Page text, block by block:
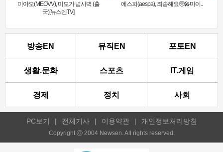
미야오(MEOVV), 미모가 넘사벽 (출
국)[뉴스엔TV]
에스파(aespa), 죄송해요🥺🎤마이..
방송EN 뮤직EN 포토EN
생활.문화 스포츠 IT.게임
경제 정치 사회
PC보기 | 전체기사 | 이용약관 | 개인정보처리방침
Copyright ⓒ 2004 Newsen. All rights reserved.